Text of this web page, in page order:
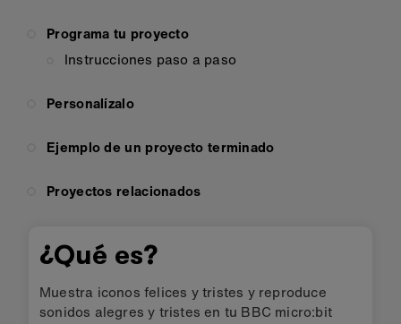
Programa tu proyecto
Instrucciones paso a paso
Personalízalo
Ejemplo de un proyecto terminado
Proyectos relacionados
¿Qué es?
Muestra iconos felices y tristes y reproduce
sonidos alegres y tristes en tu BBC micro:bit